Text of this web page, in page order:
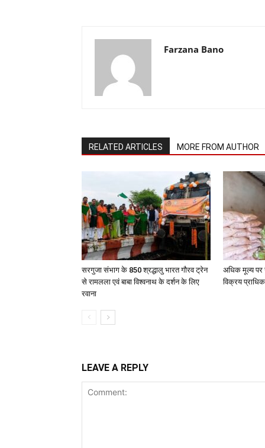
Farzana Bano
RELATED ARTICLES MORE FROM AUTHOR
सरगुजा संभाग के 850 श्रद्धालु भारत गौरव ट्रेन
से रामलला एवं बाबा विश्वनाथ के दर्शन के लिए
रवाना
अधिक मूल्य पर
विक्रय
LEAVE A REPLY